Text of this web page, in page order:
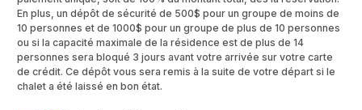
En plus, un dépôt de sécurité de 500$ pour un groupe de moins de
10 personnes et de 1000$ pour un groupe de plus de 10 personnes
ou si la capacité maximale de la résidence est de plus de 14
personnes sera bloqué 3 jours avant votre arrivée sur votre carte
de crédit. Ce dépôt vous sera remis à la suite de votre départ si le
chalet a été laissé en bon état.